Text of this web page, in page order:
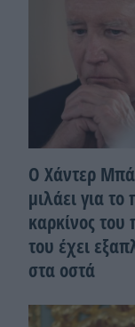
Ο Χάντερ
μιλάει για
καρκίνος του
του έχει
στα οστά